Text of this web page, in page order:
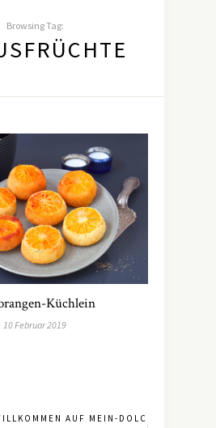
Browsing Tag:
Küchlein
10 Februar 2019
AUF MEIN-DOLCEVITA.DE